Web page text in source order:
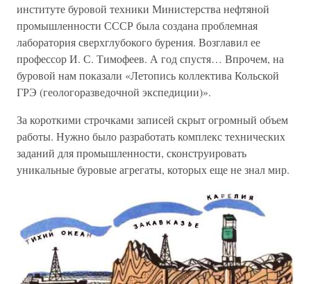
институте буровой техники Министерства нефтяной
промышленности СССР была создана проблемная
лаборатория сверхглубокого бурения. Возглавил ее
профессор И. С. Тимофеев. А год спустя… Впрочем, на
буровой нам показали «Летопись коллектива Кольской
ГРЭ (геологоразведочной экспедиции)».
За короткими строчками записей скрыт огромный объем
работы. Нужно было разработать комплекс технических
заданий для промышленности, сконструировать
уникальные буровые агрегаты, которых еще не знал мир.